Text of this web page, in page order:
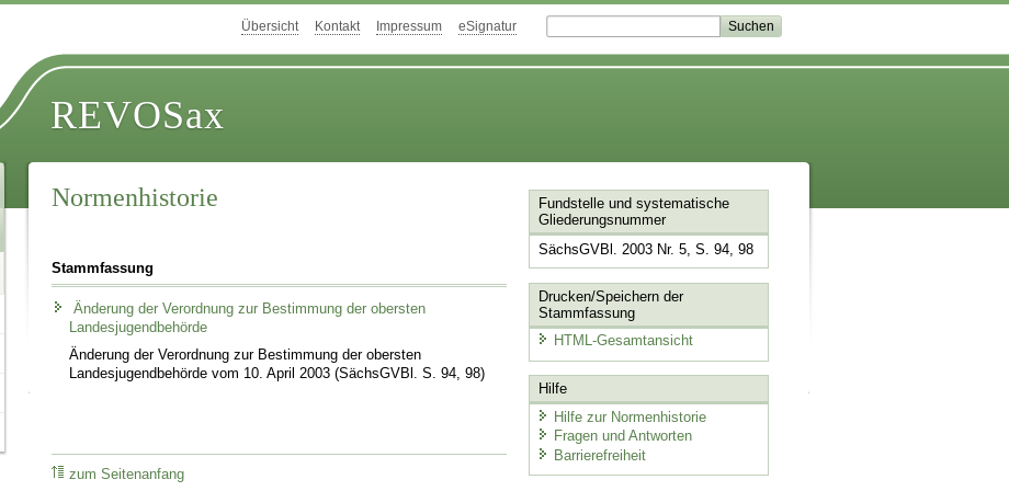
Übersicht Kontakt Impressum eSignatur
REVOSax
Normenhistorie
Stammfassung
Änderung der Verordnung zur Bestimmung der obersten
Landesjugendbehörde
Änderung der Verordnung zur Bestimmung der obersten
Landesjugendbehörde vom 10. April 2003 (SächsGVBl. S. 94, 98)
zum Seitenanfang
Fundstelle und systematische
Gliederungsnummer
SächsGVBl. 2003 Nr. 5, S. 94, 98
Drucken/Speichern der
Stammfassung
HTML-Gesamtansicht
Hilfe
Hilfe zur Normenhistorie
Fragen und Antworten
Barrierefreiheit